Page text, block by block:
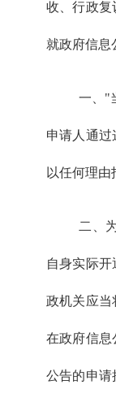
收、行政复
就政府信息
一、"
申请人通
以任何理由
二、
自身实际
政机关应当
在政府信息
公告的申请